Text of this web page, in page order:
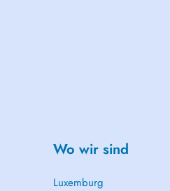
Wo wir sind
Luxemburg